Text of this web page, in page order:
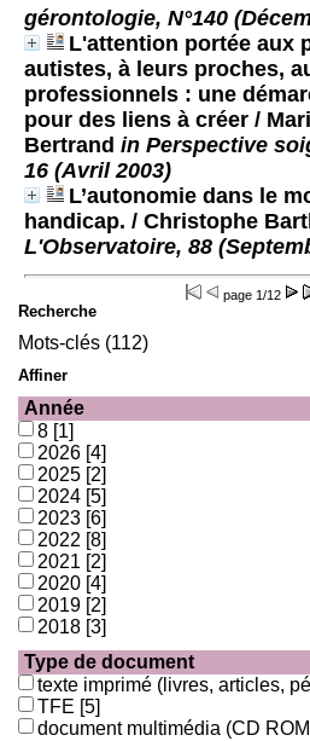
gérontologie, N°140
L'attention portée aux
autistes, à leurs proches,
professionnels : une
pour des liens à créer /
Bertrand in Perspective
16 (Avril 2003)
L’autonomie dans le
handicap. / Christophe
L'Observatoire, 88
page 1/12
Recherche
Mots-clés (112)
Affiner
Année
8 [1]
2026 [4]
2025 [2]
2024 [5]
2023 [6]
2022 [8]
2021 [2]
2020 [4]
2019 [2]
2018 [3]
Type de document
texte imprimé (livres, articles,
TFE [5]
document multimédia (CD